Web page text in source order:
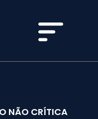
NÃO CRÍTICA